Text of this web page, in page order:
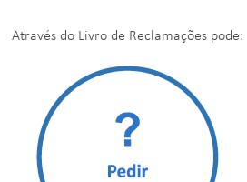
Através do Livro de Reclamações pode: